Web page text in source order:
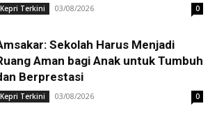
Kepri Terkini 03/08/2026 0
Sekolah Harus Menjadi
Aman bagi Anak untuk Tumbuh
Berprestasi
Kepri Terkini 03/08/2026 0